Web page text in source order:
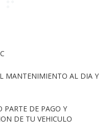
MANTENIMIENTO AL DIA Y
PARTE DE PAGO Y
DE TU VEHICULO